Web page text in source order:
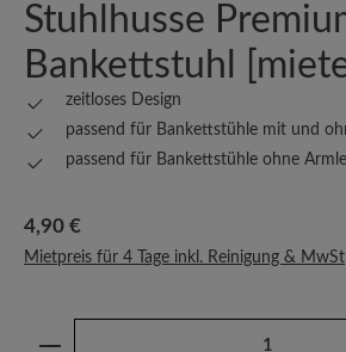
Stuhlhusse
Bankettstuhl
zeitloses Design
passend für Bankettstühle mit und
passend für Bankettstühle ohne
Regulärer Preis:
4,90 €
Mietpreis für 4 Tage inkl. Reinigung & MwSt
Produkt Anzahl: Gib den